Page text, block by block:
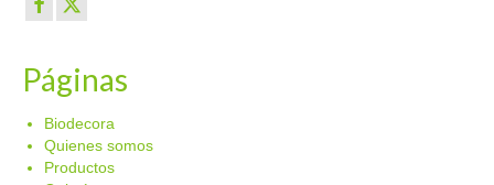
Páginas
Biodecora
Quienes somos
Productos